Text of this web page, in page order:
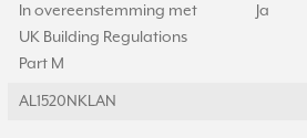
In overeenstemming met
UK Building Regulations
Part M
Ja
AL1520NKLAN